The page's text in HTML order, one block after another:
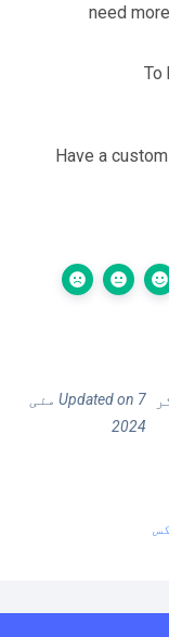
need
To
Have a
Updated on 7 مئی
2024